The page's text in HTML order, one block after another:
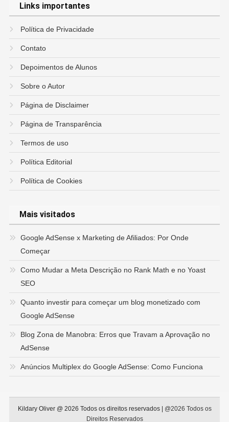
Links importantes
Política de Privacidade
Contato
Depoimentos de Alunos
Sobre o Autor
Página de Disclaimer
Página de Transparência
Termos de uso
Política Editorial
Política de Cookies
Mais visitados
Google AdSense x Marketing de Afiliados: Por Onde
Começar
Como Mudar a Meta Descrição no Rank Math e no Yoast
SEO
Quanto investir para começar um blog monetizado com
Google AdSense
Blog Zona de Manobra: Erros que Travam a Aprovação no
AdSense
Anúncios Multiplex do Google AdSense: Como Funciona
Kildary Oliver @ 2026 Todos os direitos reservados | @2026 Todos os
Direitos Reservados